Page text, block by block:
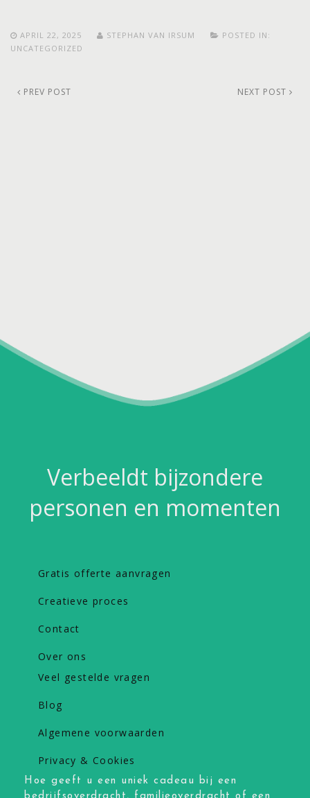
APRIL 22, 2025 STEPHAN VAN IRSUM
POSTED IN:
UNCATEGORIZED
PREV POST NEXT POST
Verbeeldt bijzondere
personen en momenten
Gratis offerte aanvragen
Creatieve proces
Contact
Over ons
Veel gestelde vragen
Blog
Algemene voorwaarden
Privacy & Cookies
Hoe geeft u een uniek cadeau bij een